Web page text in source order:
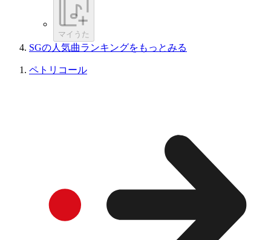
マイうた
SGの人気曲ランキングをもっとみる
ペトリコール